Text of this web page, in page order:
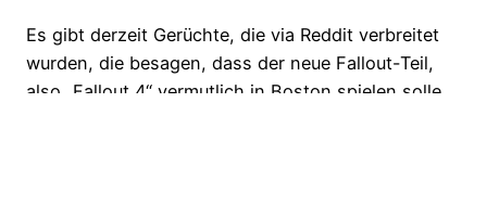
Es gibt derzeit Gerüchte, die via Reddit verbreitet
wurden, die besagen, dass der neue Fallout-Teil,
also „Fallout 4“ vermutlich in Boston spielen solle.